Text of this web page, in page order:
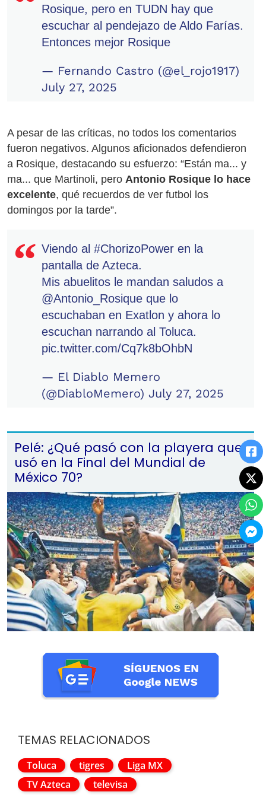
Rosique, pero en TUDN hay que
escuchar al pendejazo de Aldo Farías.
Entonces mejor Rosique
— Fernando Castro (@el_rojo1917)
July 27, 2025
A pesar de las críticas, no todos los comentarios
fueron negativos. Algunos aficionados defendieron
a Rosique, destacando su esfuerzo: “Están ma... y
ma... que Martinoli, pero Antonio Rosique lo hace
excelente, qué recuerdos de ver futbol los
domingos por la tarde”.
Viendo al #ChorizoPower en la
pantalla de Azteca.
Mis abuelitos le mandan saludos a
@Antonio_Rosique que lo
escuchaban en Exatlon y ahora lo
escuchan narrando al Toluca.
pic.twitter.com/Cq7k8bOhbN
— El Diablo Memero
(@DiabloMemero) July 27, 2025
Pelé: ¿Qué pasó con la playera que
usó en la Final del Mundial de
México 70?
TEMAS RELACIONADOS
Toluca tigres
Liga MX
TV Azteca
televisa